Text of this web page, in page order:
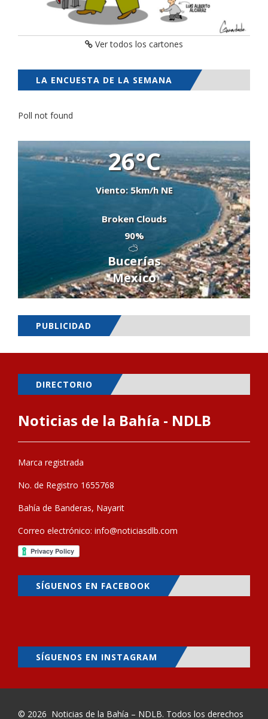
Ver todos los cartones
LA ENCUESTA DE LA SEMANA
Poll not found
26°C
Viento: 5km/h NE
Broken Clouds
90%
Bucerías
Mexico
PUBLICIDAD
DIRECTORIO
Noticias de la Bahía - NDLB
Marca registrada
No. de Registro 1655768
Bahía de Banderas, Nayarit
Correo electrónico: info@noticiasdlb.com
SÍGUENOS EN FACEBOOK
SÍGUENOS EN INSTAGRAM
© 2026 Noticias de la Bahía – NDLB. Todos los derechos